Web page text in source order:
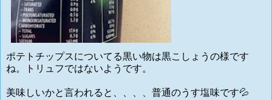
ポテトチップスについてる黒い物は黒こしょうの様です
ね。トリュフではないようです。
美味しいかと言われると、、、、普通のうす塩味です💦